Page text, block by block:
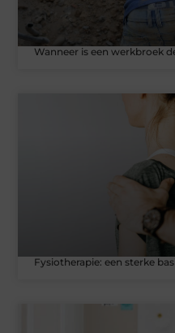
Wanneer is een werkbroek
Fysiotherapie: een sterke